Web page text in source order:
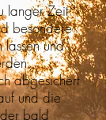
langer Zeit
besondere
lassen und
abgesichert
und die
bald